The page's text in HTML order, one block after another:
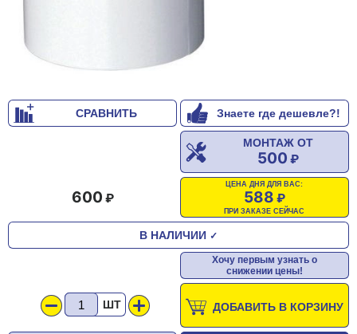
СРАВНИТЬ Знаете где дешевле?!
МОНТАЖ ОТ
500
ЦЕНА ДНЯ ДЛЯ ВАС:
588
ПРИ ЗАКАЗЕ СЕЙЧАС
600
В НАЛИЧИИ ✓
Хочу первым узнать о
снижении цены!
ШТ ДОБАВИТЬ В КОРЗИНУ